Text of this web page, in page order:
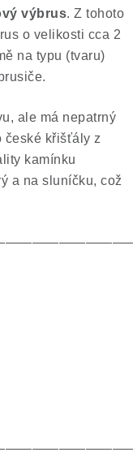
výbrus. Z tohoto
o velikosti cca 2
na typu (tvaru)
ale má nepatrný
české křišťály z
kamínku
a na sluníčku, což